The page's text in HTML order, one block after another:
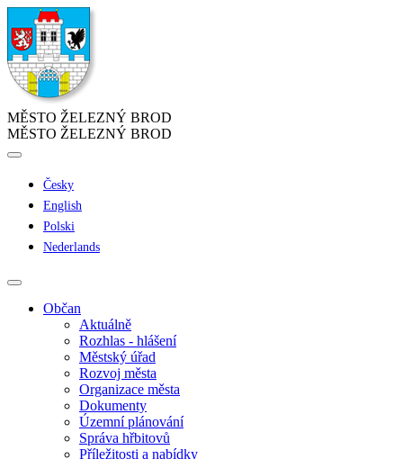
MĚSTO ŽELEZNÝ BROD
MĚSTO ŽELEZNÝ BROD
Česky
English
Polski
Nederlands
Občan
Aktuálně
Rozhlas - hlášení
Městský úřad
Rozvoj města
Organizace města
Dokumenty
Územní plánování
Správa hřbitovů
Příležitosti a nabídky